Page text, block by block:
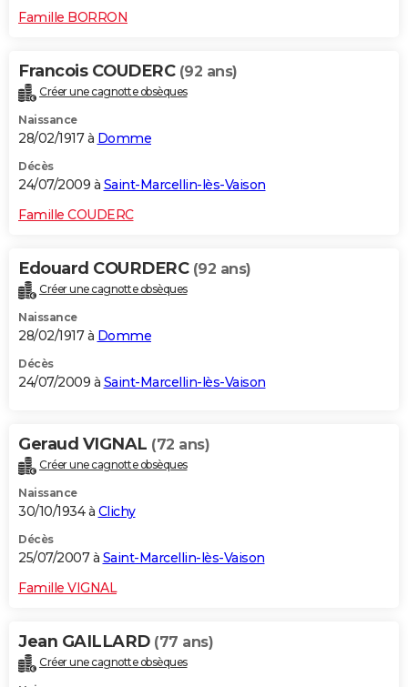
Famille BORRON
Francois COUDERC (92 ans)
Créer une cagnotte obsèques
Naissance
28/02/1917 à Domme
Décès
24/07/2009 à Saint-Marcellin-lès-Vaison
Famille COUDERC
Edouard COURDERC (92 ans)
Créer une cagnotte obsèques
Naissance
28/02/1917 à Domme
Décès
24/07/2009 à Saint-Marcellin-lès-Vaison
Geraud VIGNAL (72 ans)
Créer une cagnotte obsèques
Naissance
30/10/1934 à Clichy
Décès
25/07/2007 à Saint-Marcellin-lès-Vaison
Famille VIGNAL
Jean GAILLARD (77 ans)
Créer une cagnotte obsèques